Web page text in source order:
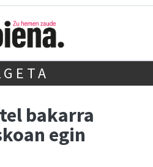
bakarra
egin